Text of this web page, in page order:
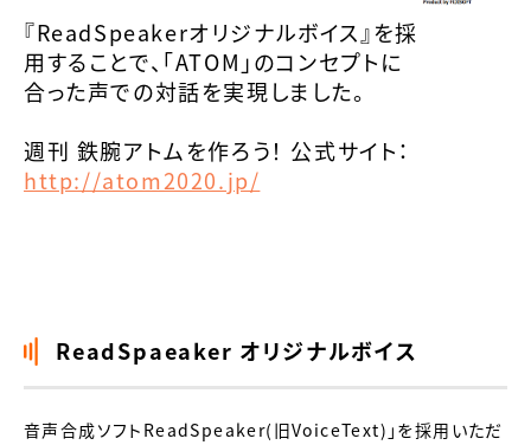
『ReadSpeakerオリジナルボイス』を採
用することで、「ATOM」のコンセプトに
合った声での対話を実現しました。
週刊 鉄腕アトムを作ろう！ 公式サイト：
http://atom2020.jp/
ReadSpaeaker オリジナルボイス
音声合成ソフトReadSpeaker(旧VoiceText)」を採用いただ